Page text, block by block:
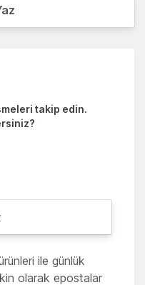
takip edin.
ile günlük
olarak epostalar